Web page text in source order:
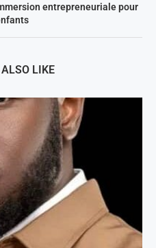
entrepreneuriale pour
LIKE